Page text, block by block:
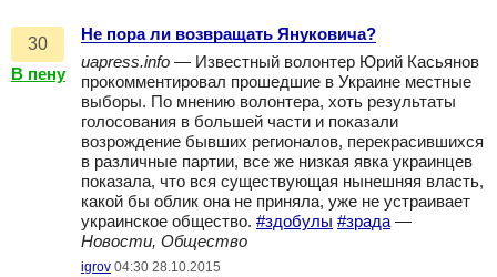
30
В пену
Не пора ли возвращать Януковича?
uapress.info — Известный волонтер Юрий Касьянов
прокомментировал прошедшие в Украине местные
выборы. По мнению волонтера, хоть результаты
голосования в большей части и показали
возрождение бывших регионалов, перекрасившихся
в различные партии, все же низкая явка украинцев
показала, что вся существующая нынешняя власть,
какой бы облик она не приняла, уже не устраивает
украинское общество. #здобулы #зрада —
Новости, Общество
igrov 04:30 28.10.2015